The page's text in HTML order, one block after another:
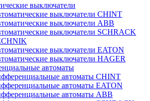
выключатели
выключатели CHINT
выключатели ABB
выключатели SCHRACK
выключатели EATON
выключатели HAGER
автоматы
автоматы CHINT
автоматы EATON
автоматы ABB